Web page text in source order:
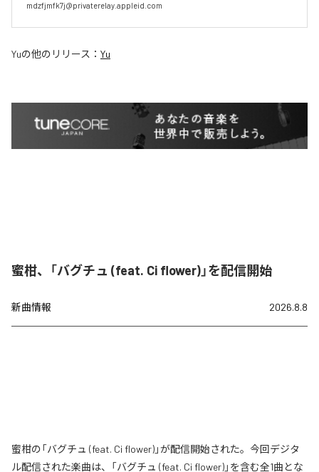
mdzfjmfk7j@privaterelay.appleid.com
Yuの他のリリース： Yu
蜜柑、「バグチュ (feat. Ci flower)」を配信開始
新曲情報 2026.8.8
蜜柑の「バグチュ (feat. Ci flower)」が配信開始された。今回デジタ
ル配信された楽曲は、「バグチュ (feat. Ci flower)」を含む全1曲とな